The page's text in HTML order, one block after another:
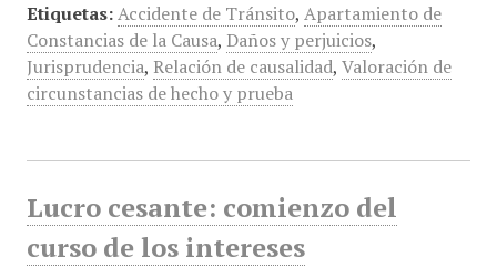
Etiquetas: Accidente de Tránsito, Apartamiento de
Constancias de la Causa, Daños y perjuicios,
Jurisprudencia, Relación de causalidad, Valoración de
circunstancias de hecho y prueba
Lucro cesante: comienzo del
curso de los intereses